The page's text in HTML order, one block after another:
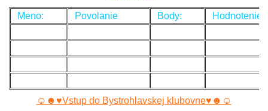
Meno: Povolanie Body: Hodnotenie:
☺☻♥Vstup do Bystrohlavskej klubovne♥☻☺